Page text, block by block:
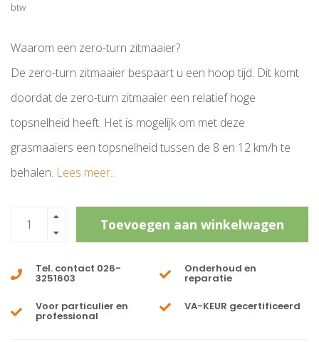
btw
Waarom een zero-turn zitmaaier?
De zero-turn zitmaaier bespaart u een hoop tijd. Dit komt
doordat de zero-turn zitmaaier een relatief hoge
topsnelheid heeft. Het is mogelijk om met deze
grasmaaiers een topsnelheid tussen de 8 en 12 km/h te
behalen. Lees meer..
Toevoegen aan winkelwagen
Tel. contact 026-
3251603
Onderhoud en
reparatie
Voor particulier en
professional
VA-KEUR gecertificeerd